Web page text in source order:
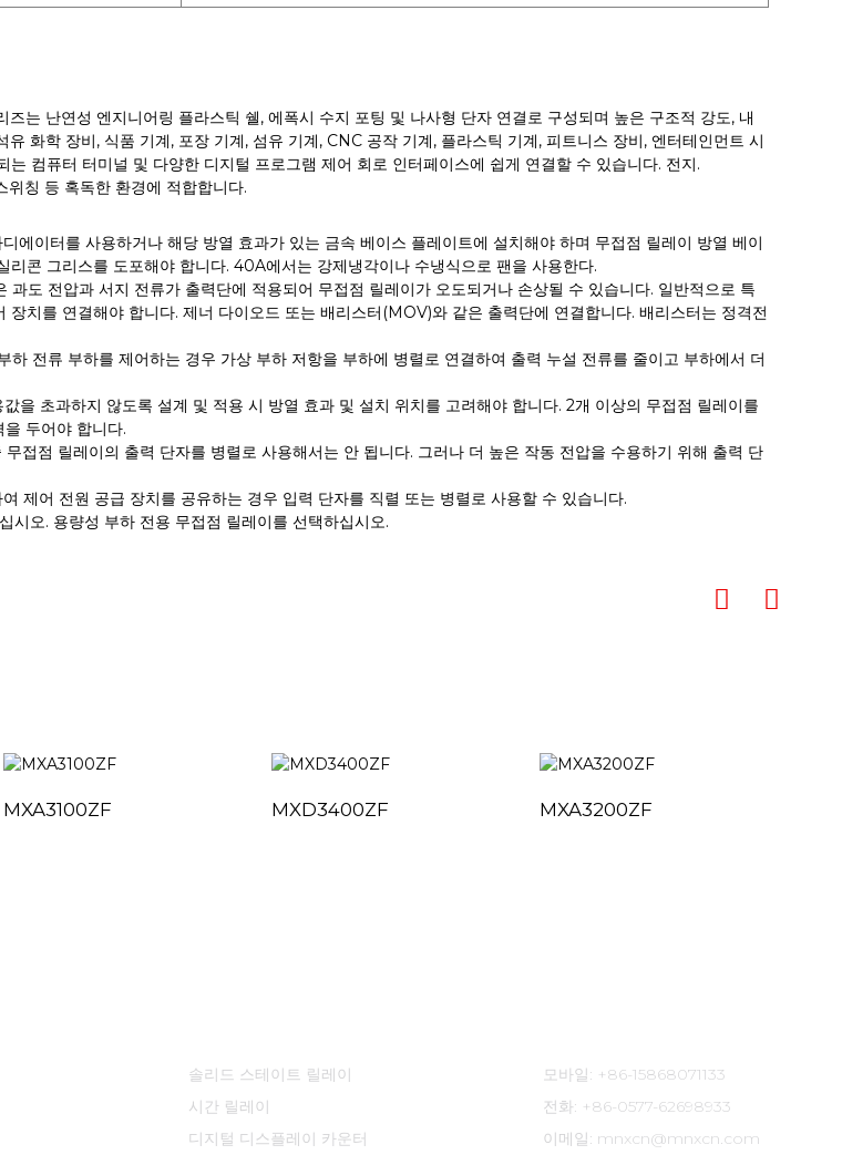
즈는 난연성 엔지니어링 플라스틱 쉘, 에폭시 수지 포팅 및 나사형 단자 연결로 구성되며 높은 구조적 강도, 내
유 화학 장비, 식품 기계, 포장 기계, 섬유 기계, CNC 공작 기계, 플라스틱 기계, 피트니스 장비, 엔터테인먼트 시
는 컴퓨터 터미널 및 다양한 디지털 프로그램 제어 회로 인터페이스에 쉽게 연결할 수 있습니다. 전지.
위칭 등 혹독한 환경에 적합합니다.
에이터를 사용하거나 해당 방열 효과가 있는 금속 베이스 플레이트에 설치해야 하며 무접점 릴레이 방열 베이
리콘 그리스를 도포해야 합니다. 40A에서는 강제냉각이나 수냉식으로 팬을 사용한다.
과도 전압과 서지 전류가 출력단에 적용되어 무접점 릴레이가 오도되거나 손상될 수 있습니다. 일반적으로 특
장치를 연결해야 합니다. 제너 다이오드 또는 배리스터(MOV)와 같은 출력단에 연결합니다. 배리스터는 정격전
하 전류 부하를 제어하는 ​​경우 가상 부하 저항을 부하에 병렬로 연결하여 출력 누설 전류를 줄이고 부하에서 더
을 초과하지 않도록 설계 및 적용 시 방열 효과 및 설치 위치를 고려해야 합니다. 2개 이상의 무접점 릴레이를
두어야 합니다.
접점 릴레이의 출력 단자를 병렬로 사용해서는 안 됩니다. 그러나 더 높은 작동 전압을 수용하기 위해 출력 단
제어 전원 공급 장치를 공유하는 경우 입력 단자를 직렬 또는 병렬로 사용할 수 있습니다.
시오. 용량성 부하 전용 무접점 릴레이를 선택하십시오.
MXA3100ZF MXD3400ZF MXA3200ZF
솔리드 스테이트 릴레이
시간 릴레이
디지털 디스플레이 카운터
모바일: +86-15868071133
전화: +86-0577-62698933
이메일: mnxcn@mnxcn.com